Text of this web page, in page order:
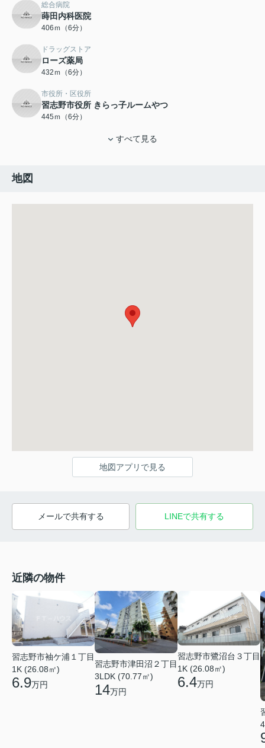
総合病院
蒔田内科医院
406ｍ（6分）
ドラッグストア
ローズ薬局
432ｍ（6分）
市役所・区役所
習志野市役所 きらっ子ルームやつ
445ｍ（6分）
すべて見る
地図
地図アプリで見る
メールで共有する LINEで共有する
近隣の物件
習志野市袖ケ浦１丁目
1K (26.08㎡)
6.9万円
習志野市津田沼２丁目
3LDK (70.77㎡)
14万円
習志野市鷺沼台３丁目
1K (26.08㎡)
6.4万円